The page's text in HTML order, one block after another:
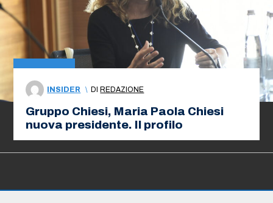
INSIDER \ DI REDAZIONE
Gruppo Chiesi, Maria Paola Chiesi
nuova presidente. Il profilo